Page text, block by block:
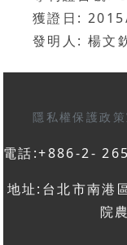
獲證日:
發明人: 楊文
隱私權保護政
電話:+886-2-
地址:台北市南港
院